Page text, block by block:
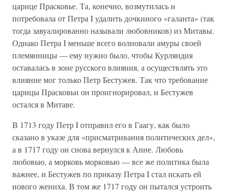
царице Прасковье. Та, конечно, возмутилась и
потребовала от Петра I удалить дочкиного «галанта» (так
тогда завуалированно называли любовников) из Митавы.
Однако Петра I меньше всего волновали амуры своей
племянницы — ему нужно было, чтобы Курляндия
оставалась в зоне русского влияния, а осуществлять это
влияние мог только Петр Бестужев. Так что требование
царицы Прасковьи он проигнорировал, и Бестужев
остался в Митаве.
В 1713 году Петр I отправил его в Гаагу, как было
сказано в указе для «присматривания политических дел»,
а в 1717 году он снова вернулся к Анне. Любовь
любовью, а морковь морковью — все же политика была
важнее, и Бестужев по приказу Петра I стал искать ей
нового жениха. В том же 1717 году он пытался устроить